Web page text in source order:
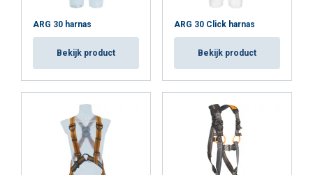
ARG 30 harnas
Bekijk product
ARG 30 Click harnas
Bekijk product